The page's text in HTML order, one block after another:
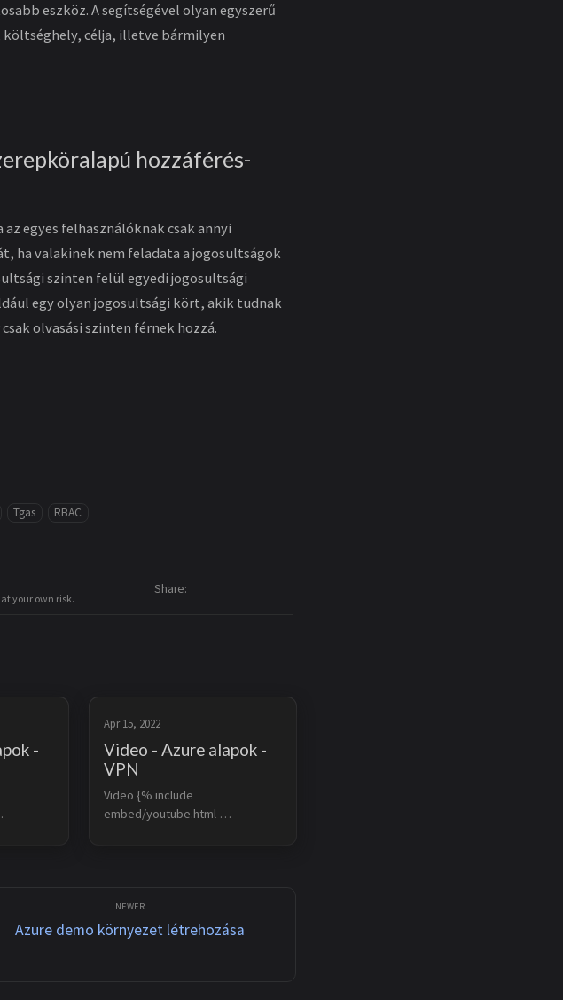
eszköz. A segítségével olyan egyszerű
célja, illetve bármilyen
hozzáférés-
egyes felhasználóknak csak annyi
ha valakinek nem feladata a jogosultságok
szinten felül egyedi jogosultsági
egy olyan jogosultsági kört, akik tudnak
olvasási szinten férnek hozzá.
Tgas RBAC
your own risk.
Share
-
Apr 15, 2022
Video - Azure alapok -
VPN
Video {% include
embed/youtube.html
Azure demo környezet létrehozása